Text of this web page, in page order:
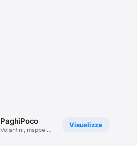
Visualizza
PaghiPoco
Volantini, mappe e